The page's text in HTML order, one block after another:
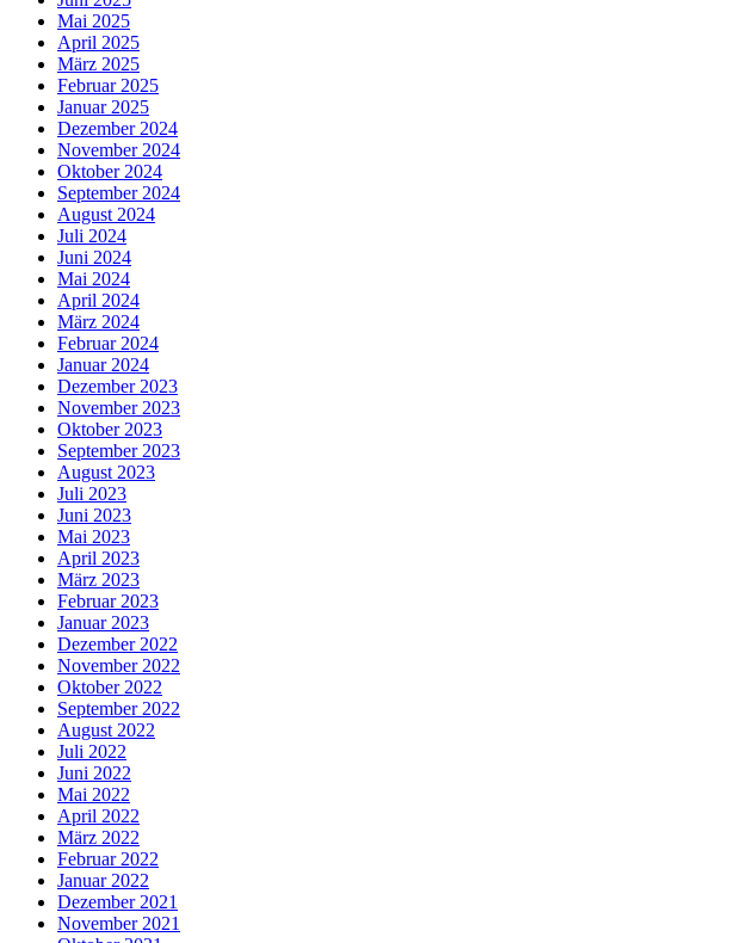
Mai 2025
April 2025
März 2025
Februar 2025
Januar 2025
Dezember 2024
November 2024
Oktober 2024
September 2024
August 2024
Juli 2024
Juni 2024
Mai 2024
April 2024
März 2024
Februar 2024
Januar 2024
Dezember 2023
November 2023
Oktober 2023
September 2023
August 2023
Juli 2023
Juni 2023
Mai 2023
April 2023
März 2023
Februar 2023
Januar 2023
Dezember 2022
November 2022
Oktober 2022
September 2022
August 2022
Juli 2022
Juni 2022
Mai 2022
April 2022
März 2022
Februar 2022
Januar 2022
Dezember 2021
November 2021